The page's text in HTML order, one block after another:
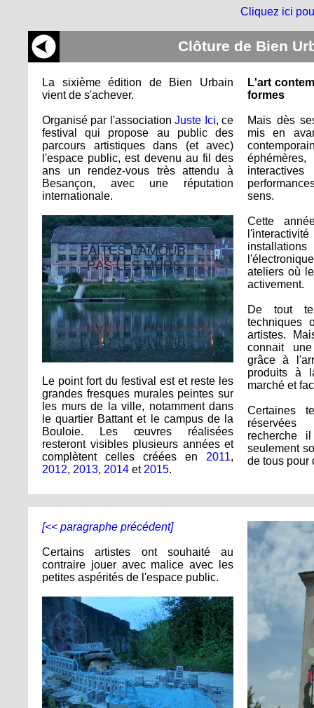
Cliquez ici
Clôture de Bien
La sixième édition de Bien Urbain
vient de s'achever.
Organisé par l'associationJuste Ici, ce
festival qui propose au public des
parcours artistiques dans (et avec)
l'espace public, est devenu au fil des
ans un rendez-vous très attendu à
Besançon, avec une réputation
internationale.
Le point fort du festival est et reste les
grandes fresques murales peintes sur
les murs de la ville, notamment dans
le quartier Battant et le campus de la
Bouloie. Les œuvres réalisées
resteront visibles plusieurs années et
complètent celles créées en 2011,
2012, 2013, 2014 et 2015.
L'art
formes
Mais dès
mis en
sens.
Cette
ateliers où
activement.
De tout
techniques
artistes.
connait
grâce à
produits à
marché et
Certaines
recherche
seulement
de tous pour
[<< paragraphe précédent]
Certains artistes ont souhaité au
contraire jouer avec malice avec les
petites aspérités de l'espace public.